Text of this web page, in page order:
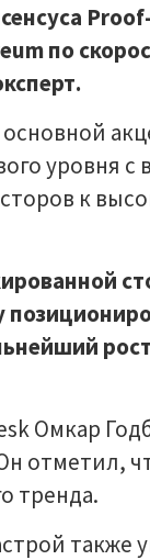
по
уровня
к
Омкар
отметил,
тренда.
также